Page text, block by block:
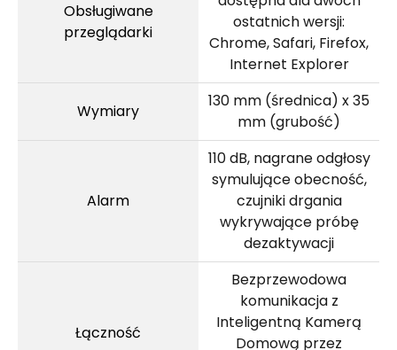
Obsługiwane
przeglądarki
ostatnich wersji:
Chrome, Safari, Firefox,
Internet Explorer
Wymiary
130 mm (średnica) x 35
mm (grubość)
Alarm
110 dB, nagrane odgłosy
symulujące obecność,
czujniki drgania
wykrywające próbę
dezaktywacji
Łączność
Bezprzewodowa
komunikacja z
Inteligentną Kamerą
Domową przez